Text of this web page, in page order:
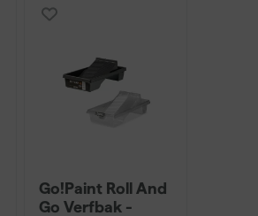
Go!Paint Roll And
Go Verfbak -